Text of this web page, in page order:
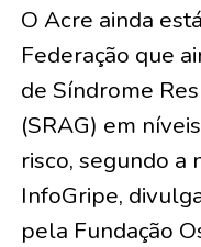
O Acre ainda
Federação que
de Síndrome
(SRAG) em
risco, segundo a
InfoGripe,
pela Fundação